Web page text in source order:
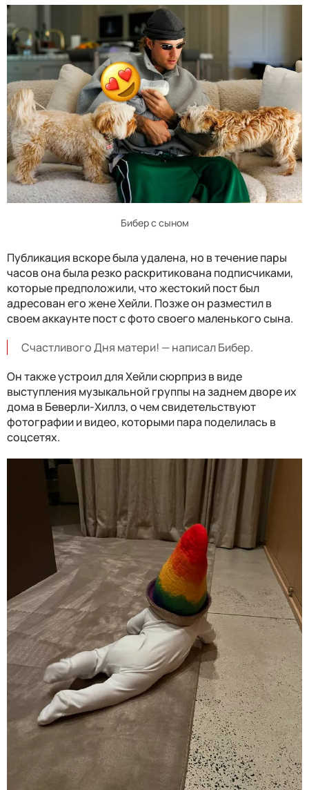
Бибер с сыном
Публикация вскоре была удалена, но в течение пары
часов она была резко раскритикована подписчиками,
которые предположили, что жестокий пост был
адресован его жене Хейли. Позже он разместил в
своем аккаунте пост с фото своего маленького сына.
Счастливого Дня матери! — написал Бибер.
Он также устроил для Хейли сюрприз в виде
выступления музыкальной группы на заднем дворе их
дома в Беверли-Хиллз, о чем свидетельствуют
фотографии и видео, которыми пара поделилась в
соцсетях.